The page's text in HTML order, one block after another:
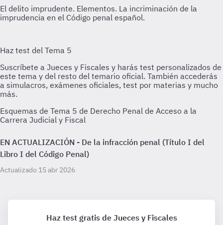
Esquemas de Tema 5 de Derecho Penal de Acceso a la
Carrera Judicial y Fiscal
EN ACTUALIZACIÓN - De la infracción penal (Título I del
Libro I del Código Penal)
Actualizado 15 abr 2026
Haz test gratis de Jueces y Fiscales